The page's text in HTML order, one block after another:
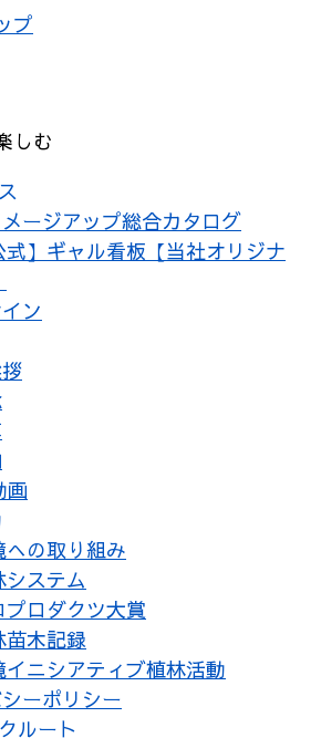
プ
しむ
ージアップ総合カタログ
式】ギャル看板【当社オリジナ
ン
画
への取り組み
システム
プロダクツ大賞
苗木記録
イニシアティブ植林活動
ーポリシー
ルート